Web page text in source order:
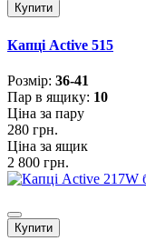
Купити
Капці Active 515
Розмiр: 36-41
Пар в ящику: 10
Ціна за пару
280 грн.
Ціна за ящик
2 800 грн.
Купити